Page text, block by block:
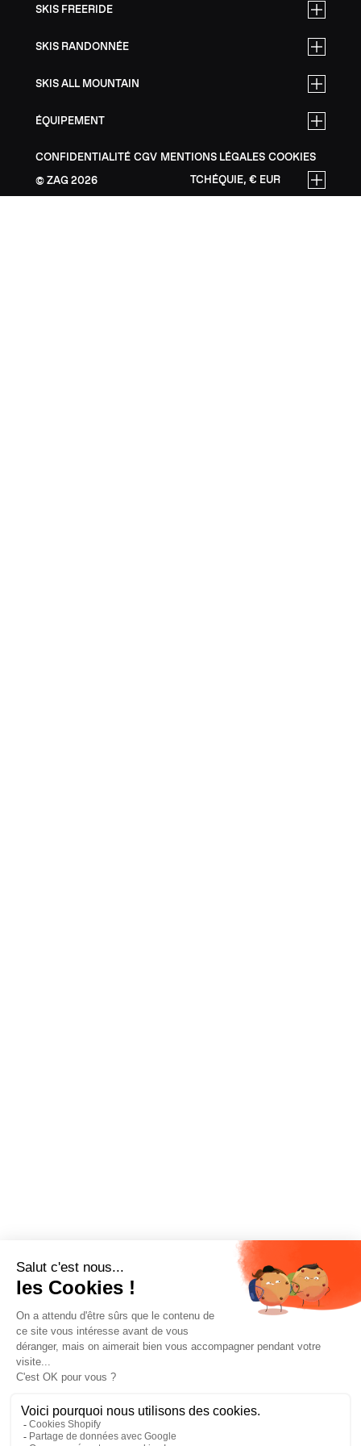
SKIS FREERIDE
SKIS RANDONNÉE
SKIS ALL MOUNTAIN
ÉQUIPEMENT
CONFIDENTIALITÉ CGV MENTIONS LÉGALES COOKIES
ZAG 2026 TCHÉQUIE, € EUR